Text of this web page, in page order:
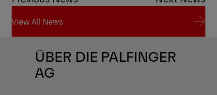
View All News
View All News
ÜBER DIE PALFINGER
AG